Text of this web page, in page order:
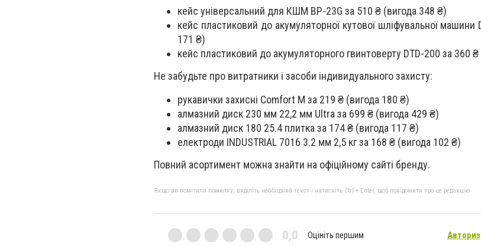
кейс універсальний для КШМ BP-23G за 510 ₴ (вигода 348 ₴)
кейс пластиковий до акумуляторної кутової шліфувальної машини
171 ₴)
кейс пластиковий до акумуляторного гвинтоверту DTD-200 за 360
Не забудьте про витратники і засоби індивидуального захисту:
рукавички захисні Comfort M за 219 ₴ (вигода 180 ₴)
алмазний диск 230 мм 22,2 мм Ultra за 699 ₴ (вигода 429 ₴)
алмазний диск 180 25.4 плитка за 174 ₴ (вигода 117 ₴)
електроди INDUSTRIAL 7016 3.2 мм 2,5 кг за 168 ₴ (вигода 102 ₴)
Повний асортимент можна знайти на офіційному сайті бренду.
Якщо ви помітили помилку, виділіть необхідний текст і натисніть Ctrl + Enter, щоб повідомити про це редакцію
0,0 Оцініть першим